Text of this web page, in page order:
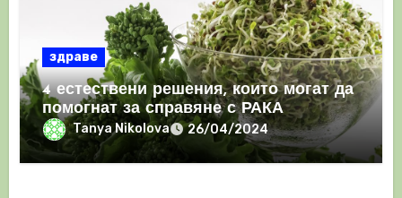
здраве
4 естествени решения, които могат да
помогнат за справяне с РАКА
Tanya Nikolova 26/04/2024